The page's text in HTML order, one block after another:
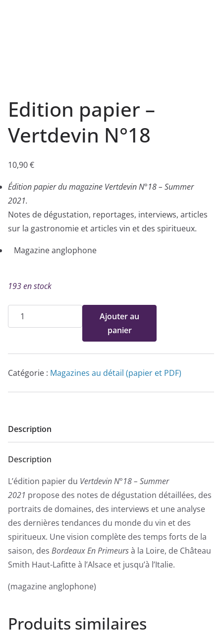
Edition papier –
Vertdevin N°18
10,90€
Édition papier du magazine Vertdevin N°18 – Summer
2021.
Notes de dégustation, reportages, interviews, articles
sur la gastronomie et articles vin et des spiritueux.
Magazine anglophone
193 en stock
quantité
de
papier
-
Vertdevin
N°18
Ajouter au
panier
Catégorie : Magazines au détail (papier et PDF)
Description
Description
L’édition papier du Vertdevin N°18 – Summer
2021 propose des notes de dégustation détaillées, des
portraits de domaines, des interviews et une analyse
des dernières tendances du monde du vin et des
spiritueux. Une vision complète des temps forts de la
saison, des Bordeaux En Primeursà la Loire, de Château
Smith Haut-Lafitte à l’Alsace et jusqu’à l’Italie.
(magazine anglophone)
Produits similaires